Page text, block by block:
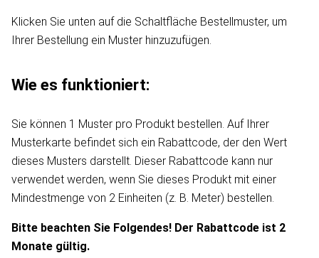
Klicken Sie unten auf die Schaltfläche Bestellmuster, um
Ihrer Bestellung ein Muster hinzuzufügen.
Wie es funktioniert:
Sie können 1 Muster pro Produkt bestellen. Auf Ihrer
Musterkarte befindet sich ein Rabattcode, der den Wert
dieses Musters darstellt. Dieser Rabattcode kann nur
verwendet werden, wenn Sie dieses Produkt mit einer
Mindestmenge von 2 Einheiten (z. B. Meter) bestellen.
Bitte beachten Sie Folgendes! Der Rabattcode ist 2
Monate gültig.